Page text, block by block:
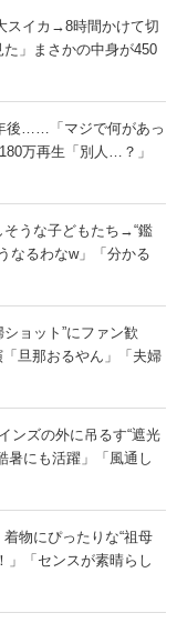
スイカ→8時間かけて切
」まさかの中身が450
後……「マジで何があっ
万再生「別人…？」
そうな子どもたち→“鑑
なるわなw」「分かる
ョット”にファン歓
旦那おるやん」「夫婦
ンズの外に吊るす“遮光
にも活躍」「風通し
物にぴったりな“祖母
」「センスが素晴らし